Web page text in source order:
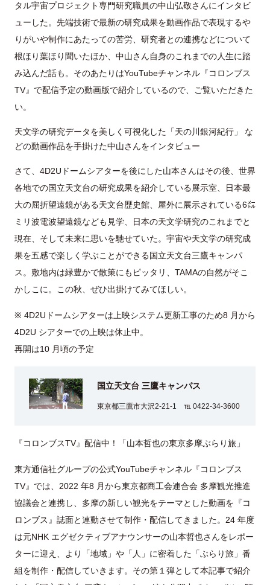
タル宇宙プロジェクト専門研究職員の中山弘敬さんにインタビ
ューした。先端技術で最新の研究成果を動画作品で表現するや
りがいや制作にあたっての苦労、研究者との連携などについて
根ほり葉ほり聞いたほか、中山さん自身のこれまでの人生に踏
み込んだ話も。そのあたりはYouTubeチャンネル『コロンブス
TV』で配信予定の動画版で紹介しているので、ご覧いただきた
い。
天文学の研究データを美しく可視化した「天の川銀河紀行」 な
どの動画作品を手掛けた中山さんをインタビュー
さて、4D2Uドームシアターを後にした山本さんはその後、世界
各地での国立天文台の研究成果を紹介している展示室、日本最
大の屈折望遠鏡がある天文台歴史館、屋外に展示されている6㍍
ミリ波電波望遠鏡なども見学、日本の天文学研究のこれまでと
現在、そして未来に思いを馳せていた。宇宙や天文学の研究成
果を五感で楽しく学ぶことができる国立天文台三鷹キャンパ
ス。敷地内は緑豊かで散策にもピッタリ、TAMAの自然がそこ
かしこに。この秋、ぜひ出掛けてみてほしい。
※ 4D2Uドームシアターは上映システム更新工事のため8 月から
4D2U シアターでの上映は休止中。
再開は10 月頃の予定
国立天文台 三鷹キャンパス
東京都三鷹市大沢2-21-1 ℡ 0422-34-3600
『コロンブスTV』配信中！「山本哲也の東京多摩ぶらり旅」
東方通信社グループの公式YouTubeチャンネル『コロンブス
TV』では、2022 年8 月から東京都商工会連合会 多摩観光推進
協議会と連携し、多摩の新しい観光をテーマとした動画を『コ
ロンブス』誌面と連動させて制作・配信してきました。24 年度
は元NHK エグゼクティブアナウンサーの山本哲也さんをレポー
ターに迎え、より「地域」や「人」に密着した「ぶらり旅」番
組を制作・配信していきます。その第１弾として本記事で紹介